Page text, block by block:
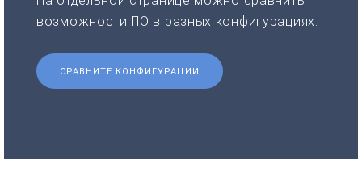
возможности ПО в разных конфигурациях.
СРАВНИТЕ КОНФИГУРАЦИИ